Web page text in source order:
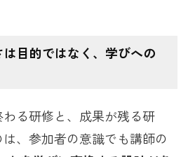
は目的ではなく、学びへの
わる研修と、成果が残る研
、参加者の意識でも講師の